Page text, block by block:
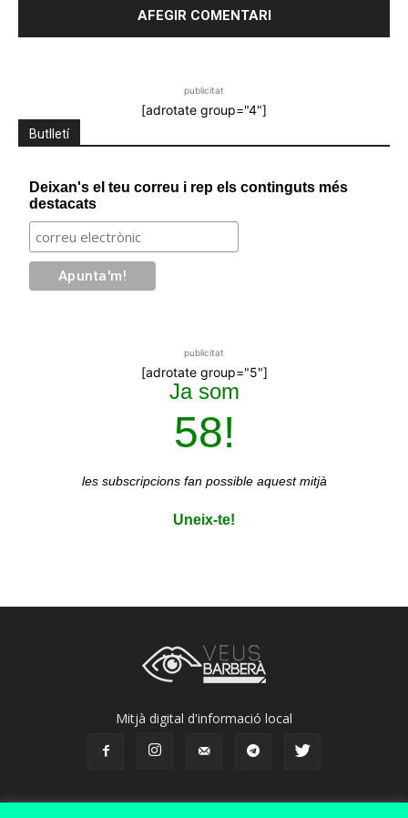
publicitat
[adrotate group="4"]
Butlletí
Deixan's el teu correu i rep els continguts més
destacats
publicitat
[adrotate group="5"]
Ja som
58!
les subscripcions fan possible aquest mitjà
Uneix-te!
Mitjà digital d'informació local